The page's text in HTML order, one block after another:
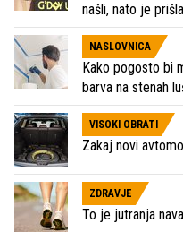
našli, nato je
NASLOVNICA
Kako pogosto bi
barva na stenah
VISOKI OBRATI
Zakaj novi
ZDRAVJE
To je jutranja